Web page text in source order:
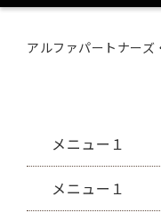
アルファパートナーズ
メニュー１
メニュー１